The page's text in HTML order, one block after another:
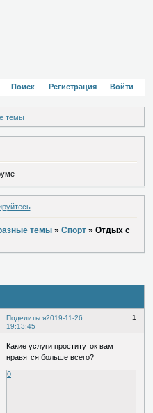
Поиск Регистрация Войти
темы
.
темы »Спорт »Отдых с
Поделиться 1
2019-11-26
19:13:45
Какие услуги проституток вам
нравятся больше всего?
0